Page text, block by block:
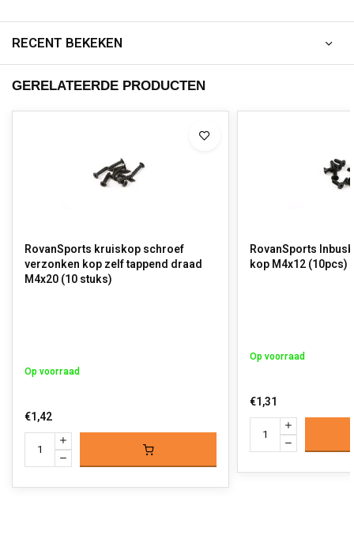
RECENT BEKEKEN
GERELATEERDE PRODUCTEN
RovanSports kruiskop schroef
verzonken kop zelf tappend draad
M4x20 (10 stuks)
Op voorraad
€1,42
RovanSports
kop M4x12 (10pcs)
Op voorraad
€1,31